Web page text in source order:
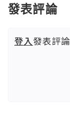
發表評論
登入發表評論